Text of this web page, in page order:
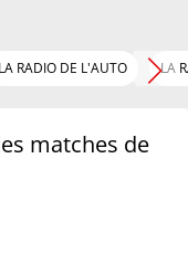
LA RADIO DE L'AUTO LA
matches de